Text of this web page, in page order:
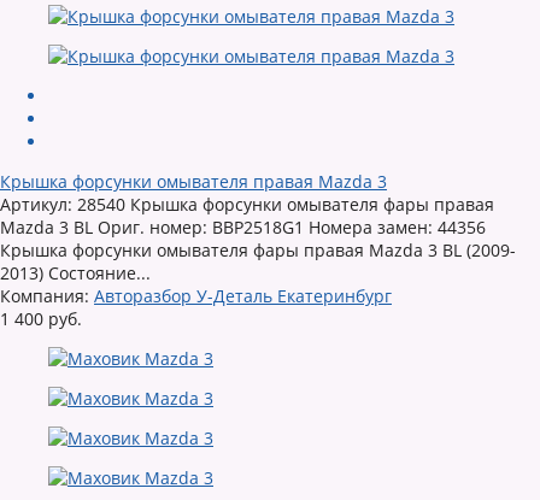
Крышка форсунки омывателя правая Mazda 3
Артикул: 28540 Крышка форсунки омывателя фары правая
Mazda 3 BL Ориг. номер: BBP2518G1 Номера замен: 44356
Крышка форсунки омывателя фары правая Mazda 3 BL (2009-
2013) Состояние...
Компания: Авторазбор У-Деталь Екатеринбург
1 400 руб.